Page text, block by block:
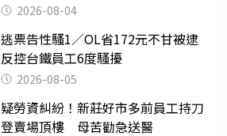
2026-08-04
逃票告性騷1／OL省172元不甘被逮
反控台鐵員工6度騷擾
2026-08-05
疑勞資糾紛！新莊好市多前員工持刀
登賣場頂樓 母苦勸急送醫